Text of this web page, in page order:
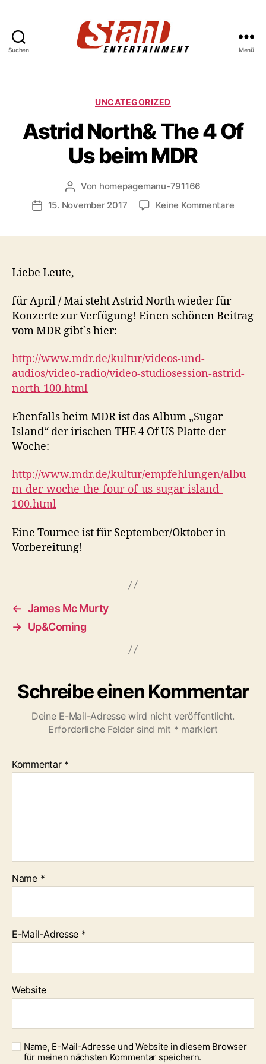
Suchen Menü
Kategorien
UNCATEGORIZED
Astrid North& The 4 Of
Us beim MDR
Beitragsautor
Von homepagemanu-791166
Veröffentlichungsdatum
15. November 2017 Keine Kommentarezu
Liebe Leute,
für April / Mai steht Astrid North wieder für
Konzerte zur Verfügung! Einen schönen Beitrag
vom MDR gibt`s hier:
http://www.mdr.de/kultur/videos-und-
audios/video-radio/video-studiosession-astrid-
north-100.html
Ebenfalls beim MDR ist das Album „Sugar
Island“ der irischen THE 4 Of US Platte der
Woche:
http://www.mdr.de/kultur/empfehlungen/albu
m-der-woche-the-four-of-us-sugar-island-
100.html
Eine Tournee ist für September/Oktober in
Vorbereitung!
← James Mc Murty
→ Up&Coming
Schreibe einen Kommentar
Deine E-Mail-Adresse wird nicht veröffentlicht.
Erforderliche Felder sind mit * markiert
Kommentar *
Name *
E-Mail-Adresse *
Website
Name, E-Mail-Adresse und Website in diesem Browser
für meinen nächsten Kommentar speichern.